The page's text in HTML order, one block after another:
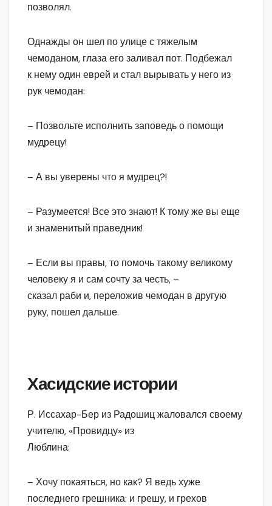
позволял.
Однажды он шел по улице с тяжелым
чемоданом, глаза его заливал пот. Подбежал
к нему один еврей и стал вырывать у него из
рук чемодан:
– Позвольте исполнить заповедь о помощи
мудрецу!
– А вы уверены что я мудрец?!
– Разумеется! Все это знают! К тому же вы еще
и знаменитый праведник!
– Если вы правы, то помочь такому великому
человеку я и сам сочту за честь, –
сказал раби и, переложив чемодан в другую
руку, пошел дальше.
Хасидские истории
Р. Иссахар-Бер из Радошиц жаловался своему
учителю, «Провидцу» из
Люблина:
– Хочу покаяться, но как? Я ведь хуже
последнего грешника: и грешу, и грехов